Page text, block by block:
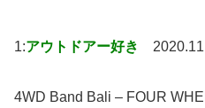
1:アウトドアー好き
4WD Band Bali – FOUR